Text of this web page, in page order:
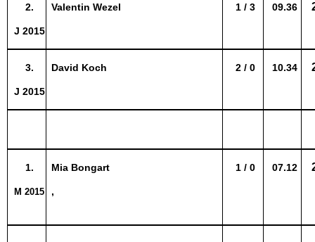
2.
J 2015
Valentin Wezel 1 / 3 09.36
3.
J 2015
David Koch 2 / 0 10.34
1.
M 2015
Mia Bongart
,
1 / 0 07.12